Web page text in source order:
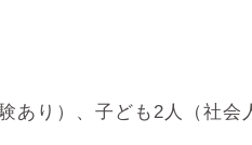
り）、子ども2人（社